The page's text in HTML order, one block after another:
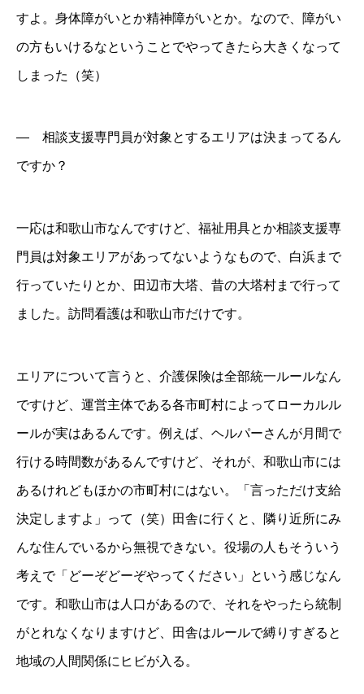
すよ。身体障がいとか精神障がいとか。なので、障がい
の方もいけるなということでやってきたら大きくなって
しまった（笑）
― 相談支援専門員が対象とするエリアは決まってるん
ですか？
一応は和歌山市なんですけど、福祉用具とか相談支援専
門員は対象エリアがあってないようなもので、白浜まで
行っていたりとか、田辺市大塔、昔の大塔村まで行って
ました。訪問看護は和歌山市だけです。
エリアについて言うと、介護保険は全部統一ルールなん
ですけど、運営主体である各市町村によってローカルル
ールが実はあるんです。例えば、ヘルパーさんが月間で
行ける時間数があるんですけど、それが、和歌山市には
あるけれどもほかの市町村にはない。「言っただけ支給
決定しますよ」って（笑）田舎に行くと、隣り近所にみ
んな住んでいるから無視できない。役場の人もそういう
考えで「どーぞどーぞやってください」という感じなん
です。和歌山市は人口があるので、それをやったら統制
がとれなくなりますけど、田舎はルールで縛りすぎると
地域の人間関係にヒビが入る。
プロフィール
初めて訪問介護を見て「なんでこんなことをせなあか
んねん」と思った
相談支援専門員の資格を取得。本格的に障がいの分野